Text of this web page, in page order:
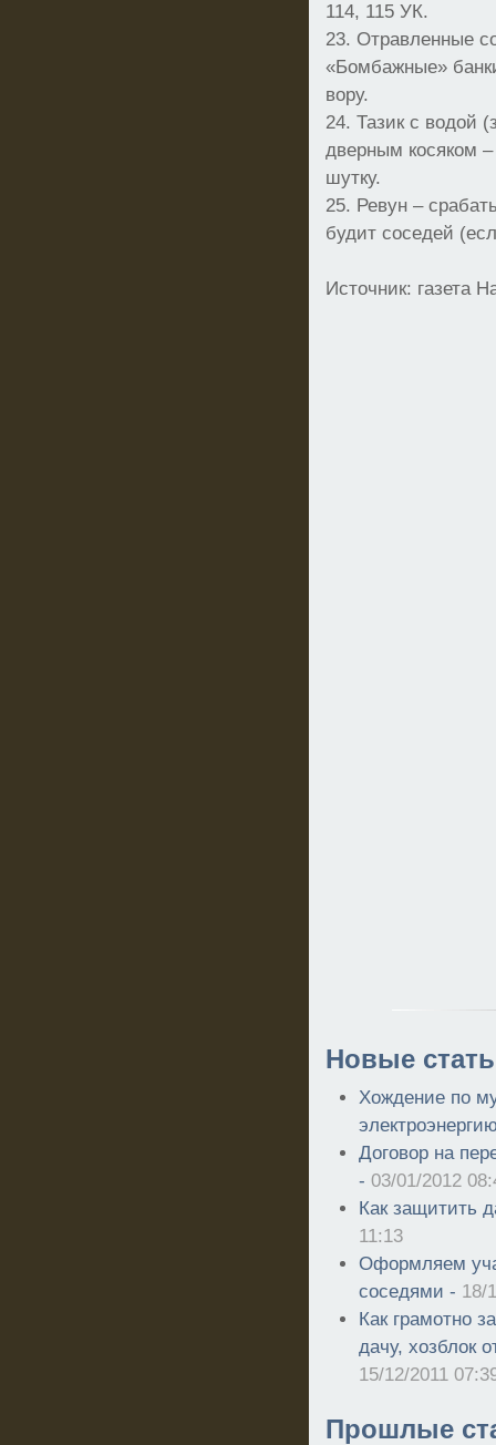
114, 115 УК.
23. Отравленные
«Бомбажные»
вору.
24. Тазик с водой
дверным косяком
шутку.
25. Ревун –
будит соседей
Источник: газета
Новые
Хождение по
Договор на
-03/01/2012
Как защитить
11:13
Оформляем
соседями - 18/
Как грамотно
дачу, хозблок
15/12/2011
Прошлые